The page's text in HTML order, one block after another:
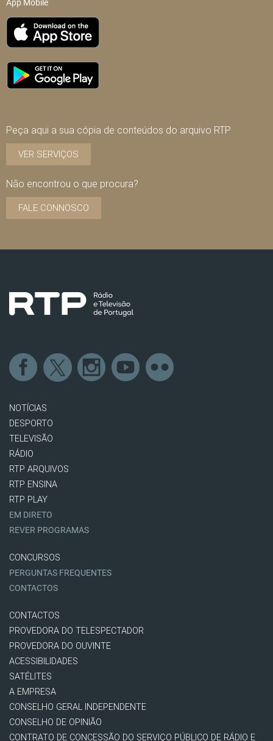
App Mobile
Peça aqui a sua cópia de conteúdos do arquivo RTP
VER SERVIÇOS
Não encontrou o que procura?
FALE CONNOSCO
NOTÍCIAS
DESPORTO
TELEVISÃO
RÁDIO
RTP ARQUIVOS
RTP ENSINA
RTP PLAY
EM DIRETO
REVER PROGRAMAS
CONCURSOS
PERGUNTAS FREQUENTES
CONTACTOS
CONTACTOS
PROVEDORA DO TELESPECTADOR
PROVEDORA DO OUVINTE
ACESSIBILIDADES
SATÉLITES
A EMPRESA
CONSELHO GERAL INDEPENDENTE
CONSELHO DE OPINIÃO
CONTRATO DE CONCESSÃO DO SERVIÇO PÚBLICO DE RÁDIO E